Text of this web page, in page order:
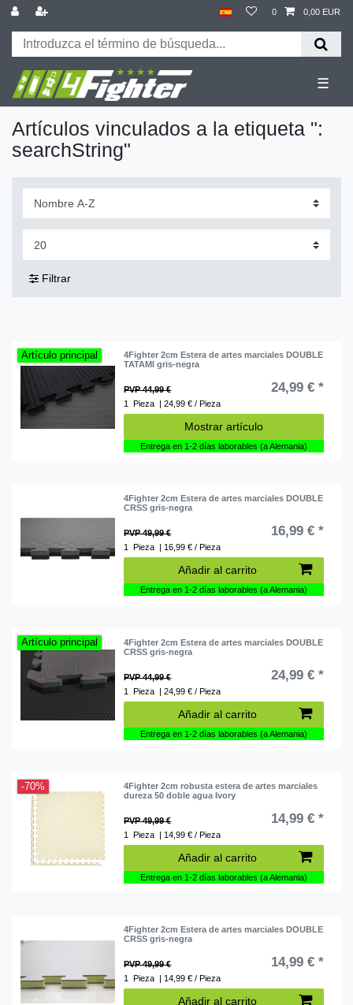
0 0,00 EUR
☰
Artículos vinculados a la etiqueta ":
searchString"
Filtrar
Artículo principal
4Fighter 2cm Estera de artes marciales DOUBLE
TATAMI gris-negra
PVP 44,99 € 24,99 € *
1 Pieza | 24,99 € / Pieza
Mostrar artículo
Entrega en 1-2 días laborables (a Alemania)
4Fighter 2cm Estera de artes marciales DOUBLE
CRSS gris-negra
PVP 49,99 € 16,99 € *
1 Pieza | 16,99 € / Pieza
Añadir al carrito
Entrega en 1-2 días laborables (a Alemania)
Artículo principal
4Fighter 2cm Estera de artes marciales DOUBLE
CRSS gris-negra
PVP 44,99 € 24,99 € *
1 Pieza | 24,99 € / Pieza
Añadir al carrito
Entrega en 1-2 días laborables (a Alemania)
-70%
4Fighter 2cm robusta estera de artes marciales
dureza 50 doble agua Ivory
PVP 49,99 € 14,99 € *
1 Pieza | 14,99 € / Pieza
Añadir al carrito
Entrega en 1-2 días laborables (a Alemania)
4Fighter 2cm Estera de artes marciales DOUBLE
CRSS gris-negra
PVP 49,99 € 14,99 € *
1 Pieza | 14,99 € / Pieza
Añadir al carrito